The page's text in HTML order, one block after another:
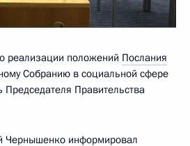
реализации положений Послания
Собранию в социальной сфере
Председателя Правительства
Чернышенко информировал